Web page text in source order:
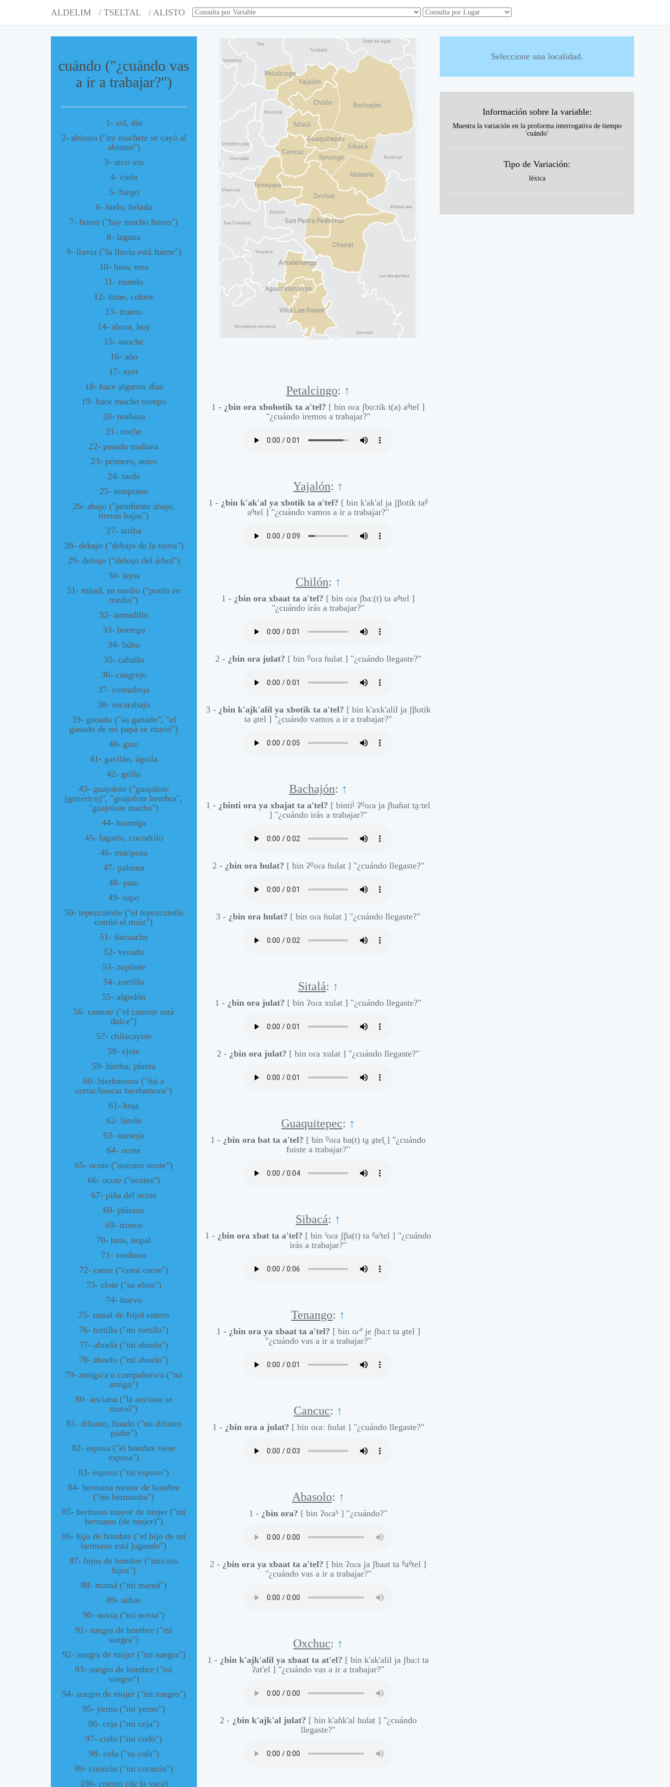
ALDELIM / TSELTAL / ALISTO
cuándo ("¿cuándo vas
a ir a trabajar?")
1- sol, día
2- abismo ("mi machete se cayó al
abismo")
3- arco iris
4- cielo
5- fuego
6- hielo, helada
7- humo ("hay mucho humo")
8- laguna
9- lluvia ("la lluvia está fuerte")
10- luna, mes
11- mundo
12- tizne, cohete
13- trueno
14- ahora, hoy
15- anoche
16- año
17- ayer
18- hace algunos días
19- hace mucho tiempo
20- mañana
21- noche
22- pasado mañana
23- primero, antes
24- tarde
25- temprano
26- abajo ("pendiente abajo,
tierras bajas")
27- arriba
28- debajo ("debajo de la tierra")
29- debajo ("debajo del árbol")
30- lejos
31- mitad, en medio ("ponlo en
medio")
32- armadillo
33- borrego
34- búho
35- caballo
36- cangrejo
37- comadreja
38- escarabajo
39- ganado ("su ganado", "el
ganado de mi papá se murió")
40- gato
41- gavilán, águila
42- grillo
43- guajolote ("guajolote
(genérico)", "guajolote hembra",
"guajolote macho")
44- hormiga
45- lagarto, cocodrilo
46- mariposa
47- paloma
48- pato
49- sapo
50- tepezcuintle ("el tepezcuintle
comió el maíz")
51- tlacuache
52- venado
53- zopilote
54- zorrillo
55- algodón
56- camote ("el camote está
dulce")
57- chilacayote
58- ejote
59- hierba, planta
60- hierbamora ("fui a
cortar/buscar hierbamora")
61- hoja
62- limón
63- naranja
64- ocote
65- ocote ("nuestro ocote")
66- ocote ("ocotes")
67- piña del ocote
68- plátano
69- tronco
70- tuna, nopal
71- verduras
72- carne ("comí carne")
73- elote ("su elote")
74- huevo
75- tamal de frijol entero
76- tortilla ("mi tortilla")
77- abuela ("mi abuela")
78- abuelo ("mi abuelo")
79- amigo/a o compañero/a ("mi
amigo")
80- anciana ("la anciana se
murió")
81- difunto, finado ("mi difunto
padre")
82- esposa ("el hombre tiene
esposa")
83- esposo ("mi esposo")
84- hermana menor de hombre
("mi hermanita")
85- hermano mayor de mujer ("mi
hermano (de mujer)")
86- hijo de hombre ("el hijo de mi
hermano está jugando")
87- hijos de hombre ("mis/sus
hijos")
88- mamá ("mi mamá")
89- niños
90- novia ("mi novia")
91- suegra de hombre ("mi
suegra")
92- suegra de mujer ("mi suegra")
93- suegro de hombre ("mi
suegro")
94- suegro de mujer ("mi suegro")
95- yerno ("mi yerno")
96- ceja ("mi ceja")
97- codo ("mi codo")
98- cola ("su cola")
99- corazón ("mi corazón")
100- cuerno (de la vaca)
Alisto
Alisto
Alisto
Alisto
Alisto
Petalcingo: ↑
1 - ¿bin ora xbohotik ta a'tel? [ bin oɾa ʃboːtik t(a) aa̰tel ]
"¿cuándo iremos a trabajar?"
Yajalón: ↑
1 - ¿bin k'ak'al ya xbotik ta a'tel? [ bin k'ak'al ja ʃβotik taa̰
aa̰tel ] "¿cuándo vamos a ir a trabajar?"
Chilón: ↑
1 - ¿bin ora xbaat ta a'tel? [ bin oɾa ʃbaː(t) ta aa̰tel ]
"¿cuándo irás a trabajar?"
2 - ¿bin ora julat? [ bin o̰oɾa ɦulat ] "¿cuándo llegaste?"
3 - ¿bin k'ajk'alil ya xbotik ta a'tel? [ bin k'axk'alil ja ʃβotik
ta a̰tel ] "¿cuándo vamos a ir a trabajar?"
Bachajón: ↑
1 - ¿binti ora ya xbajat ta a'tel? [ bintiḭ ʔo̰oɾa ja ʃbaɦat ta̰ːtel
] "¿cuándo irás a trabajar?"
2 - ¿bin ora hulat? [ bin ʔo̰oɾa ɦulat ] "¿cuándo llegaste?"
3 - ¿bin ora hulat? [ bin oɾa ɦulat ] "¿cuándo llegaste?"
Sitalá: ↑
1 - ¿bin ora julat? [ bin ʔoɾa xulat ] "¿cuándo llegaste?"
2 - ¿bin ora julat? [ bin oɾa xulat ] "¿cuándo llegaste?"
Guaquitepec: ↑
1 - ¿bin ora bat ta a'tel? [ bino̰oɾa ba(t) ta̰ a̰tel̥ ] "¿cuándo
fuiste a trabajar?"
Sibacá: ↑
1 - ¿bin ora xbat ta a'tel? [ bin ˀoɾa ʃβa(t) taa̰aˀtel ] "¿cuándo
irás a trabajar?"
Tenango: ↑
1 - ¿bin ora ya xbaat ta a'tel? [ bin oɾəje ʃbaːt ta a̰tel ]
"¿cuándo vas a ir a trabajar?"
Cancuc: ↑
1 - ¿bin ora a julat? [ bin oɾaː ɦulat ] "¿cuándo llegaste?"
Abasolo: ↑
1 - ¿bin ora? [ bin ʔoɾaʰ ] "¿cuándo?"
2 - ¿bin ora ya xbaat ta a'tel? [ bin ʔoɾa ja ʃbaat taa̰aa̰tel ]
"¿cuándo vas a ir a trabajar?"
Oxchuc: ↑
1 - ¿bin k'ajk'alil ya xbaat ta at'el? [ bin k'ak'alil ja ʃba:t ta
ʔat'el ] "¿cuándo vas a ir a trabajar?"
2 - ¿bin k'ajk'al julat? [ bin k'aɦk'al hulat ] "¿cuándo
llegaste?"
Seleccione una localidad.
Información sobre la variable:
Muestra la variación en la proforma interrogativa de tiempo
'cuándo'
Tipo de Variación:
léxica